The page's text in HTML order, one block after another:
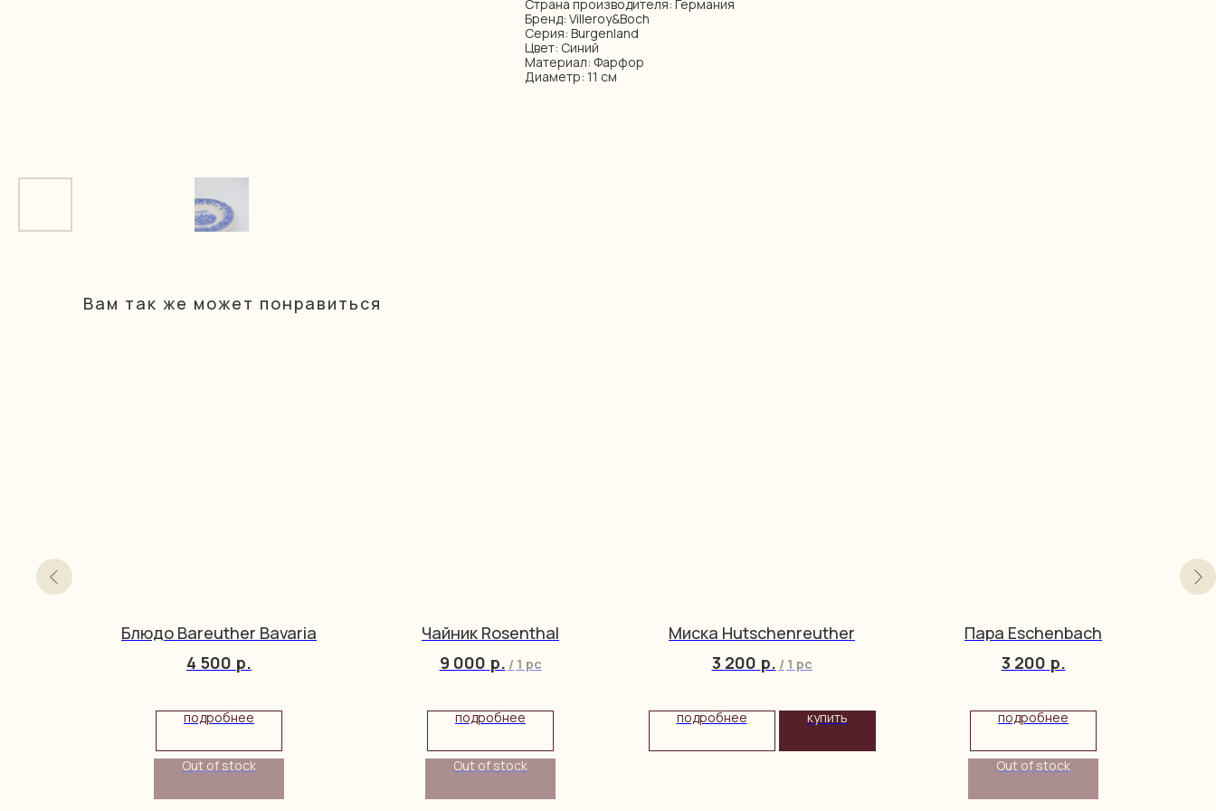
Страна производителя: Германия
Бренд: Villeroy&Boch
Серия: Burgenland
Цвет: Синий
Материал: Фарфор
Диаметр: 11 см
Вам так же может понравиться
Блюдо Bareuther Bavaria
4 500 р.
подробнее
Out of stock
Чайник Rosenthal
9 000 р. / 1 pc
подробнее
Out of stock
Миска Hutschenreuther
3 200 р. / 1 pc
подробнее купить
Пара Eschenbach
3 200 р.
подробнее
Out of stock